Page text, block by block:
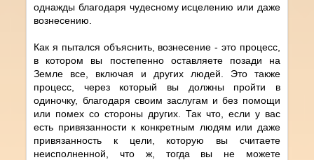
однажды благодаря чудесному исцелению или даже
вознесению.
Как я пытался объяснить, вознесение - это процесс,
в котором вы постепенно оставляете позади на
Земле все, включая и других людей. Это также
процесс, через который вы должны пройти в
одиночку, благодаря своим заслугам и без помощи
или помех со стороны других. Так что, если у вас
есть привязанности к конкретным людям или даже
привязанность к цели, которую вы считаете
неисполненной, что ж, тогда вы не можете